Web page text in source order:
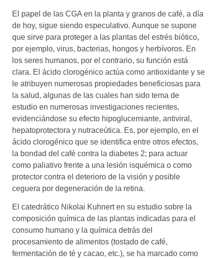
El papel de las CGA en la planta y granos de café, a día
de hoy, sigue siendo especulativo. Aunque se supone
que sirve para proteger a las plantas del estrés biótico,
por ejemplo, virus, bacterias, hongos y herbívoros. En
los seres humanos, por el contrario, su función está
clara. El ácido clorogénico actúa como antioxidante y se
le atribuyen numerosas propiedades beneficiosas para
la salud, algunas de las cuales han sido tema de
estudio en numerosas investigaciones recientes,
evidenciándose su efecto hipoglucemiante, antiviral,
hepatoprotectora y nutraceútica. Es, por ejemplo, en el
ácido clorogénico que se identifica entre otros efectos,
la bondad del café contra la diabetes 2; para actuar
como paliativo frente a una lesión isquémica o como
protector contra el deterioro de la visión y posible
ceguera por degeneración de la retina.
El catedrático Nikolai Kuhnert en su estudio sobre la
composición química de las plantas indicadas para el
consumo humano y la química detrás del
procesamiento de alimentos (tostado de café,
fermentación de té y cacao, etc.), se ha marcado como